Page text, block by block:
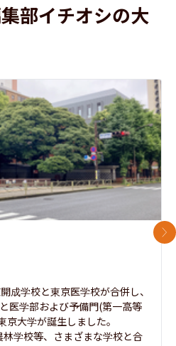
部イチオシの大
成学校と東京医学校が合併し、
医学部および予備門(第一高等
大学が誕生しました。
学校等、さまざまな学校と合
次